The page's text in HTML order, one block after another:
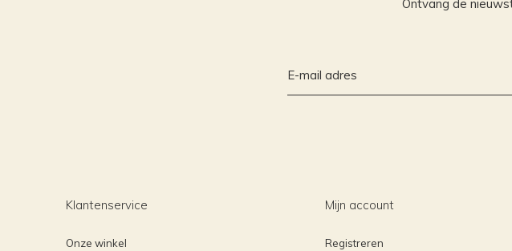
Ontvang de
Klantenservice
Onze winkel
Mijn account
Registreren